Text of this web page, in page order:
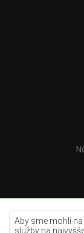
Aby sme mohli
služby na